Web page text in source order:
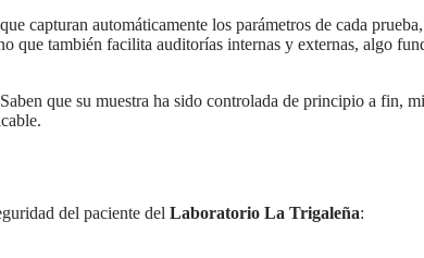
capturan automáticamente los parámetros de cada
que también facilita auditorías internas y externas, algo
que su muestra ha sido controlada de principio a fin,
del paciente del Laboratorio La Trigaleña: